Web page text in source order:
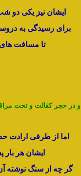
ایشان نیز یکی دو
برای رسیدگی به
تا مسافت های
و در حجر کفالت و تحت
اما از طرفی ارادت
ایشان هر بار
گر چه از سنگ نوشته